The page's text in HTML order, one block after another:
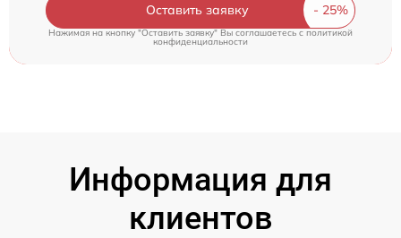
Оставить заявку
Нажимая на кнопку "Оставить заявку" Вы соглашаетесь cполитикой
конфиденциальности
Информация для
клиентов